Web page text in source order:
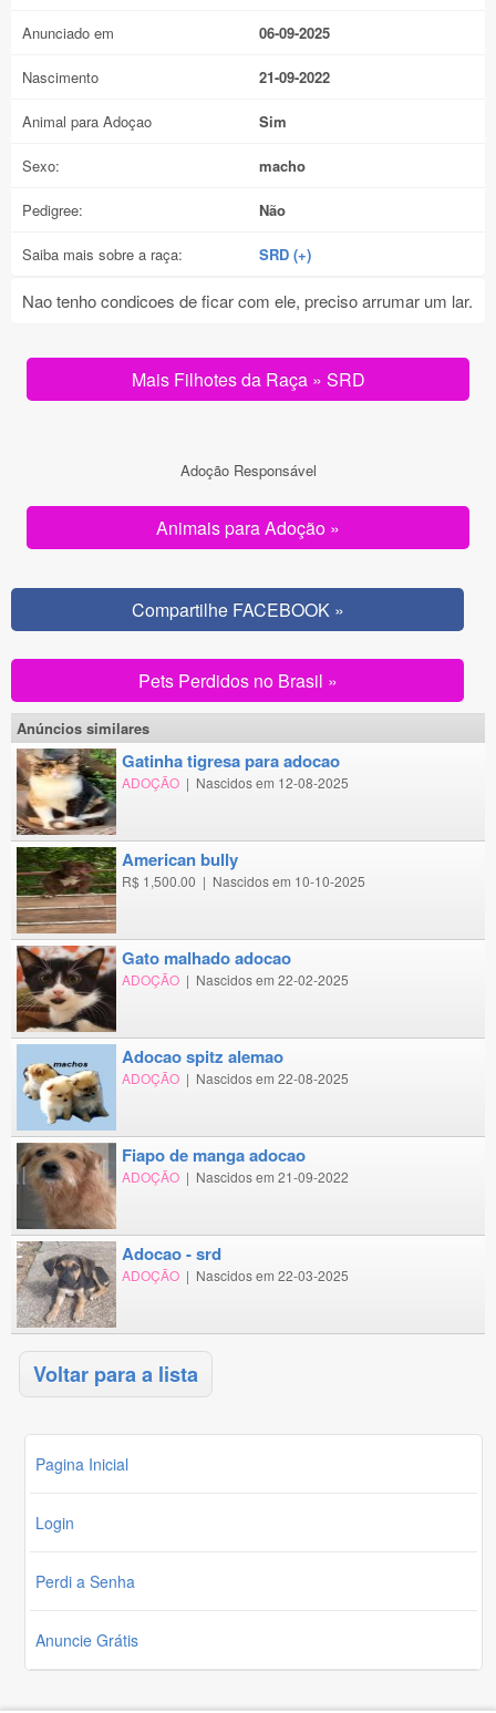
Anunciado em 06-09-2025
Nascimento 21-09-2022
Animal para Adoçao Sim
Sexo: macho
Pedigree: Não
Saiba mais sobre a raça: SRD (+)
Nao tenho condicoes de ficar com ele, preciso arrumar um lar.
Mais Filhotes da Raça » SRD
Adoção Responsável
Animais para Adoção »
Compartilhe FACEBOOK »
Pets Perdidos no Brasil »
Anúncios similares
gatinha tigresa para adocao
ADOÇÃO | Nascidos em 12-08-2025
american bully
R$ 1,500.00 | Nascidos em 10-10-2025
gato malhado adocao
ADOÇÃO | Nascidos em 22-02-2025
adocao spitz alemao
ADOÇÃO | Nascidos em 22-08-2025
fiapo de manga adocao
ADOÇÃO | Nascidos em 21-09-2022
adocao - srd
ADOÇÃO | Nascidos em 22-03-2025
Voltar para a lista
Pagina Inicial
Login
Perdi a Senha
Anuncie Grátis